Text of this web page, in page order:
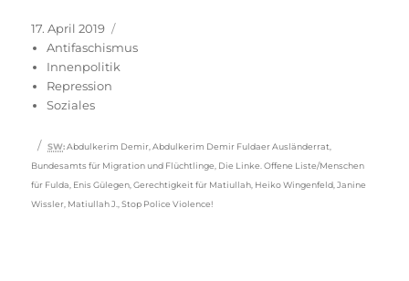
Veröffentlicht
am
17. April 2019
Antifaschismus
Innenpolitik
Repression
Soziales
Schlagwörter
SW: Abdulkerim Demir ,Abdulkerim Demir Fuldaer Ausländerrat
Bundesamts für Migration und Flüchtlinge Die Linke. Offene Liste/Menschen
für ­Fulda Enis Gülegen ,Gerechtigkeit für Matiullah Heiko Wingenfeld ,Janine
Wissler Matiullah J. ,Stop Police Violence!